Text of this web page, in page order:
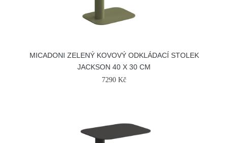
MICADONI ZELENÝ KOVOVÝ ODKLÁDACÍ STOLEK
JACKSON 40 X 30 CM
7290 Kč